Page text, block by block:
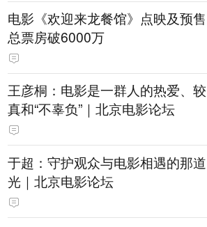
电影《欢迎来龙餐馆》点映及预售
总票房破6000万
王彦桐：电影是一群人的热爱、较
真和“不辜负”｜北京电影论坛
于超：守护观众与电影相遇的那道
光｜北京电影论坛